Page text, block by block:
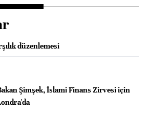
düzenlemesi
Şimşek, İslami Finans Zirvesi için